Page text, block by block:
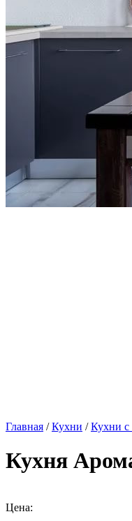
Главная /Кухни /Кухни с
Кухня
Цена: